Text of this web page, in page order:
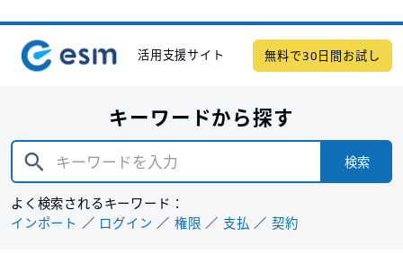
活用支援サイト 無料で30日間お試し
キーワードから探す
検索
よく検索されるキーワード：
インポート
ログイン 権限 支払 契約